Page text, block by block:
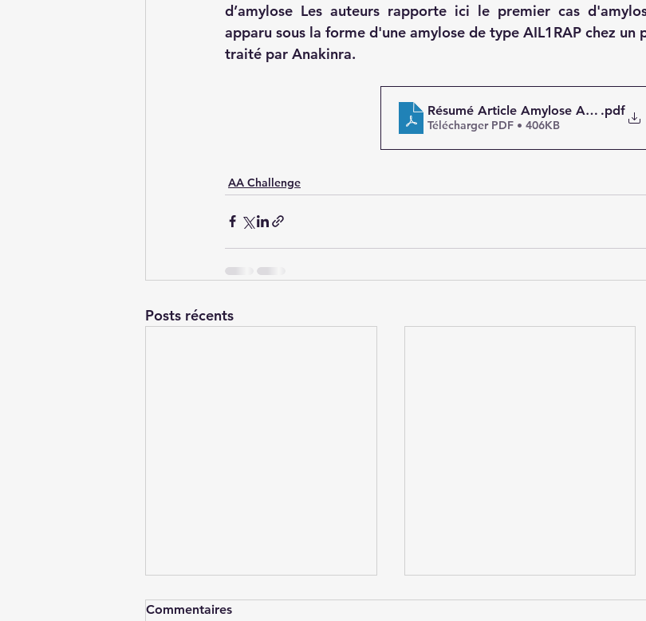
d’amylose Les auteurs rapporte ici le premier cas
apparu sous la forme d'une amylose de type AIL1RAP chez
traité par Anakinra.
Résumé Article Amylose AA Anakinra
.pdf
Télécharger PDF • 406KB
AA Challenge
Posts récents
Commentaires